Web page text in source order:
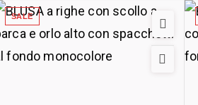
SALE